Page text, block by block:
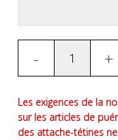
- +
Les exigences de la
sur les articles de
des attache-tétines